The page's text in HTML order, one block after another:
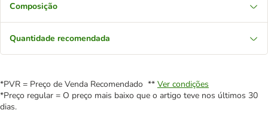
Composição
Quantidade recomendada
*PVR = Preço de Venda Recomendado ** Ver condições
*Preço regular = O preço mais baixo que o artigo teve nos últimos 30
dias.